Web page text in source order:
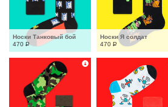
Носки Танковый бой
470 Р
Носки Я солдат
470 Р